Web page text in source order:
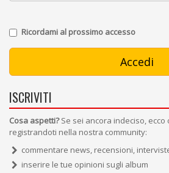
Ricordami al prossimo accesso
ISCRIVITI
Cosa aspetti?Se sei ancora indeciso, ecco
registrandoti nella nostra community:
commentare news, recensioni,
inserire le tue opinioni sugli album